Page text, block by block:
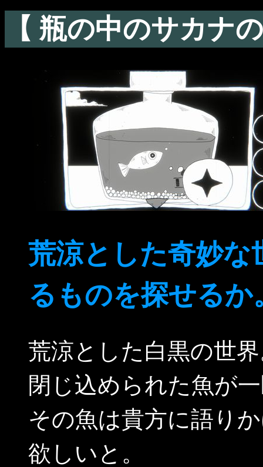
【 瓶の中のサカナ
荒涼とした奇妙な
るものを探せるか
荒涼とした白黒の世
閉じ込められた魚が
その魚は貴方に語り
欲しいと。